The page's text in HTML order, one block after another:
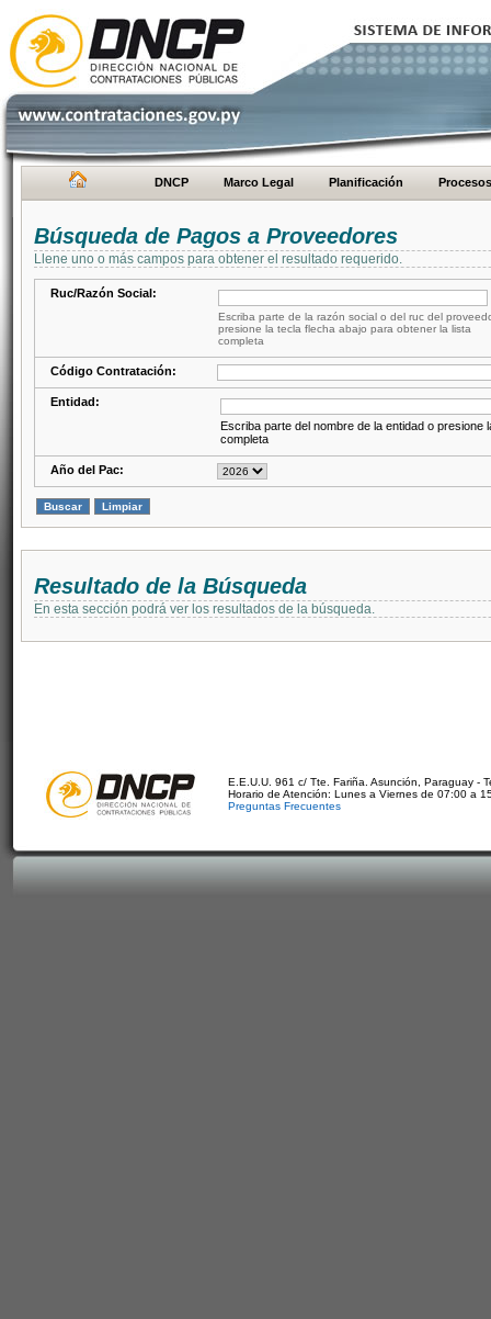
DNCP Marco Legal Planificación Procesos
Búsqueda de Pagos a Proveedores
Llene uno o más campos para obtener el resultado requerido.
Ruc/Razón Social:
Escriba parte de la razón social o del ruc del
presione la tecla flecha abajo para obtener la lista
completa
Código Contratación:
Entidad:
Escriba parte del nombre de la entidad o presione
completa
Año del Pac:
Resultado de la Búsqueda
En esta sección podrá ver los resultados de la búsqueda.
E.E.U.U. 961 c/ Tte. Fariña. Asunción, Paraguay -
Horario de Atención: Lunes a Viernes de 07:00 a
Preguntas Frecuentes